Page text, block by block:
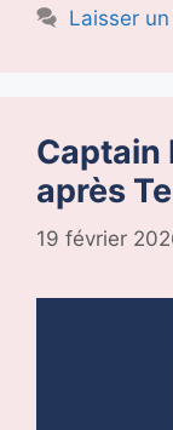
Laisser
Captain
après
19 février